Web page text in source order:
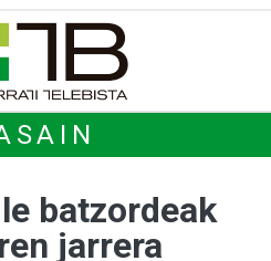
batzordeak
jarrera